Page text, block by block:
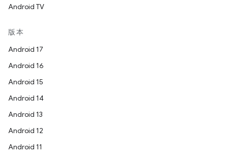
Android TV
版本
Android 17
Android 16
Android 15
Android 14
Android 13
Android 12
Android 11